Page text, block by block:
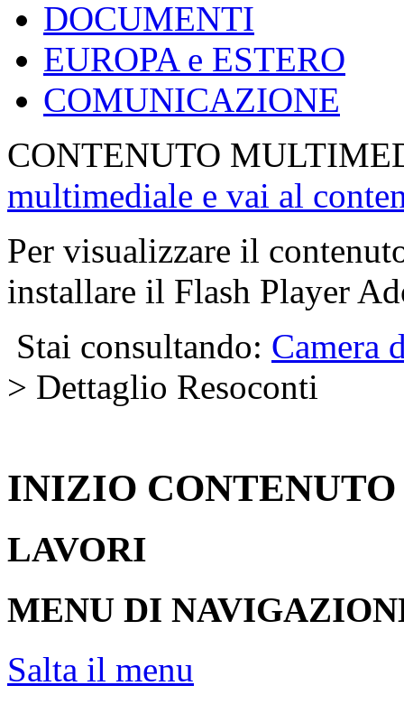
DOCUMENTI
EUROPA e ESTERO
COMUNICAZIONE
CONTENUTO
multimediale e vai al
Per visualizzare il
installare il Flash Player
Stai consultando: Camera
> Dettaglio Resoconti
INIZIO CONTENUTO
LAVORI
MENU DI
Salta il menu